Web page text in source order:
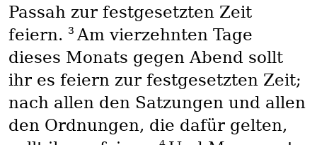
Passah zur festgesetzten Zeit
feiern. 3 Am vierzehnten Tage
dieses Monats gegen Abend sollt
ihr es feiern zur festgesetzten Zeit;
nach allen den Satzungen und allen
den Ordnungen, die dafür gelten,